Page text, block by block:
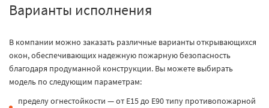
Варианты исполнения
В компании можно заказать различные варианты открывающихся
окон, обеспечивающих надежную пожарную безопасность
благодаря продуманной конструкции. Вы можете выбирать
модель по следующим параметрам:
пределу огнестойкости — от Е15 до Е90 типу противопожарной